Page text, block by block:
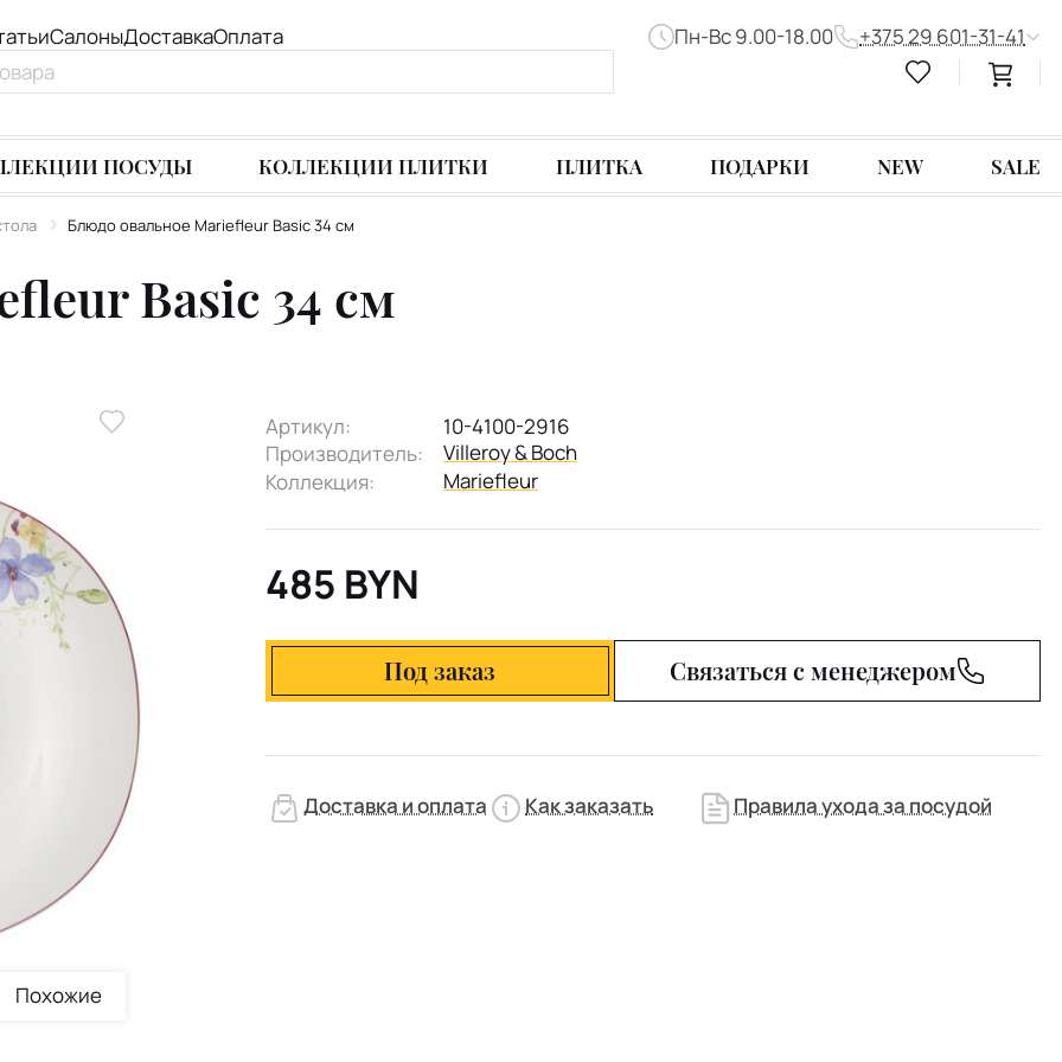
СалоныДоставкаОплата Пн-Вс 9.00-18.00 +375 29 601-31-41
ПОСУДЫ КОЛЛЕКЦИИ ПЛИТКИ ПЛИТКА ПОДАРКИ NEW SALE
Блюдо овальное Mariefleur Basic 34 см
Basic 34 см
Похожие
Артикул:
10-4100-2916
Производитель:
Villeroy & Boch
Коллекция:
Mariefleur
485 BYN
Под заказ Связаться с менеджером
Доставка и оплата Как заказать Правила ухода за посудой